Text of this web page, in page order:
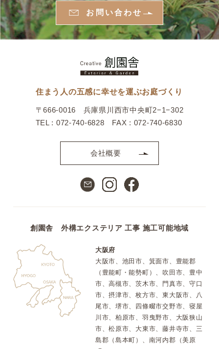
お問い合わせ
住まう人の五感に幸せを運ぶお庭づくり
〒666-0016 兵庫県川西市中央町2−1−302
TEL : 072-740-6828 FAX : 072-740-6830
会社概要
創園舎 外構エクステリア 工事 施工可能地域
大阪府
大阪市、池田市、箕面市、豊能郡
（豊能町・能勢町）、吹田市、豊中
市、高槻市、茨木市、門真市、守口
市、摂津市、枚方市、東大阪市、八
尾市、堺市、四條畷市交野市、寝屋
川市、柏原市、羽曳野市、大阪狭山
市、松原市、大東市、藤井寺市、三
島郡（島本町）、南河内郡（美原